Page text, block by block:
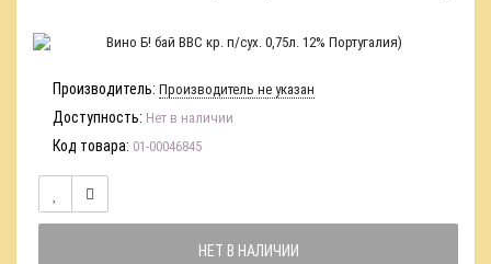
Производитель: Производитель не указан
Доступность: Нет в наличии
Код товара: 01-00046845
НЕТ В НАЛИЧИИ